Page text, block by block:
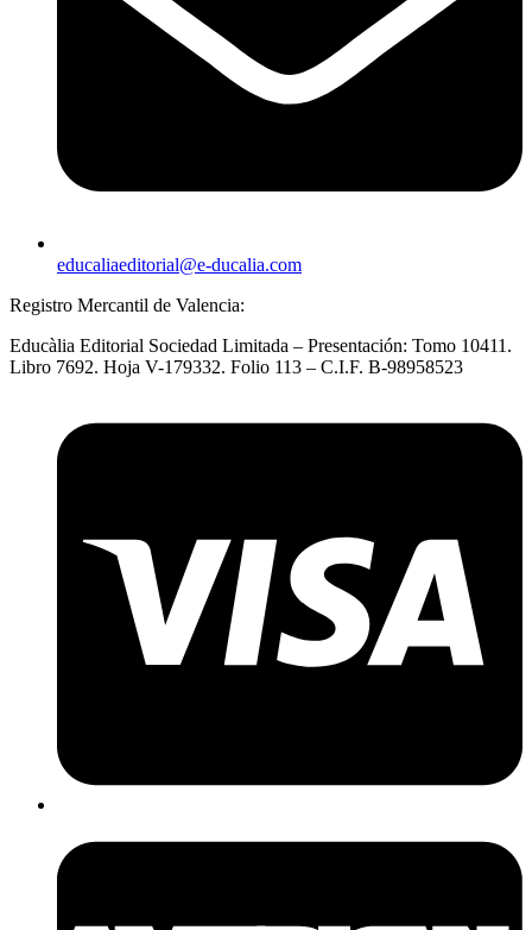
educaliaeditorial@e-ducalia.com
Registro Mercantil de Valencia:
Educàlia Editorial Sociedad Limitada – Presentación: Tomo 10411.
Libro 7692. Hoja V-179332. Folio 113 – C.I.F. B-98958523